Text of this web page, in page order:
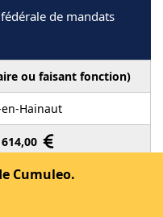
de mandats
ou faisant fonction)
Hainaut
Cumuleo.